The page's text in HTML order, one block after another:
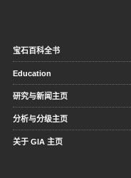
宝石百科全书
Education
研究与新闻主页
分析与分级主页
关于 GIA 主页